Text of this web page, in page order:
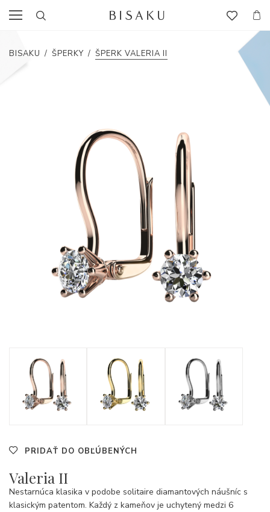
BISAKU / ŠPERKY / ŠPERK VALERIA II
PRIDAŤ DO OBĽÚBENÝCH
Valeria II
Nestarnúca klasika v podobe solitaire diamantových náušníc s
klasickým patentom. Každý z kameňov je uchytený medzi 6